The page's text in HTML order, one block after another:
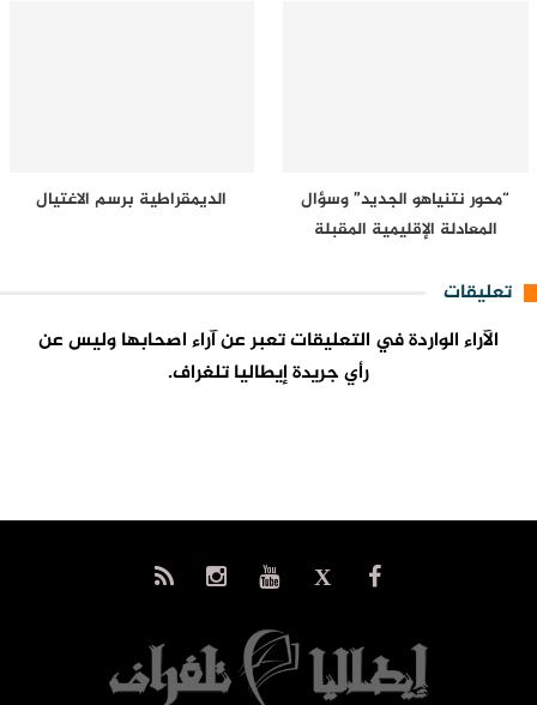
“محور نتنياهو الجديد” وسؤال
المعادلة الإقليمية المقبلة
الديمقراطية برسم الاغتيال
تعليقات
الآراء الواردة في التعليقات تعبر عن آراء اصحابها وليس عن
رأي جريدة إيطاليا تلغراف.